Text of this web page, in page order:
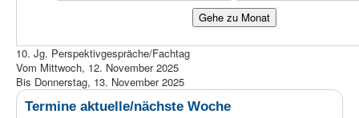
Gehe zu Monat
10. Jg. Perspektivgespräche/Fachtag
Vom Mittwoch, 12. November 2025
Bis Donnerstag, 13. November 2025
Termine aktuelle/nächste Woche